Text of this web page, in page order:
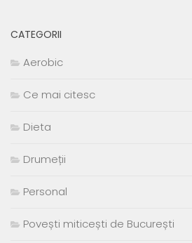
CATEGORII
Aerobic
Ce mai citesc
Dieta
Drumeții
Personal
Povești miticești de București